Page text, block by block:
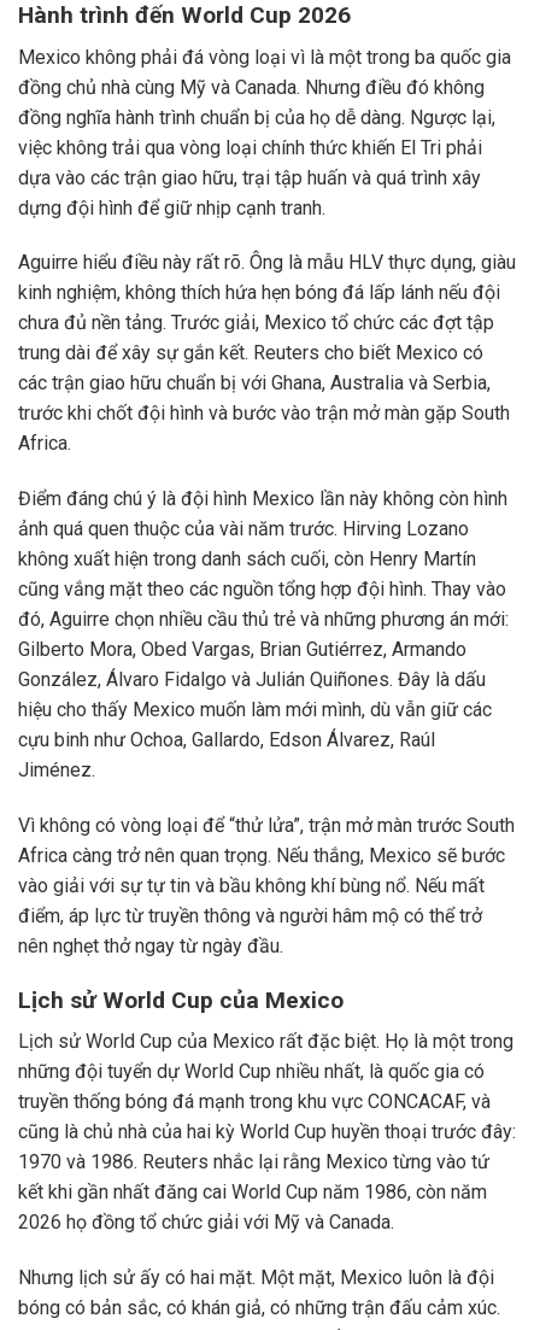
Hành trình đến World Cup 2026
Mexico không phải đá vòng loại vì là một trong ba quốc gia
đồng chủ nhà cùng Mỹ và Canada. Nhưng điều đó không
đồng nghĩa hành trình chuẩn bị của họ dễ dàng. Ngược lại,
việc không trải qua vòng loại chính thức khiến El Tri phải
dựa vào các trận giao hữu, trại tập huấn và quá trình xây
dựng đội hình để giữ nhịp cạnh tranh.
Aguirre hiểu điều này rất rõ. Ông là mẫu HLV thực dụng, giàu
kinh nghiệm, không thích hứa hẹn bóng đá lấp lánh nếu đội
chưa đủ nền tảng. Trước giải, Mexico tổ chức các đợt tập
trung dài để xây sự gắn kết. Reuters cho biết Mexico có
các trận giao hữu chuẩn bị với Ghana, Australia và Serbia,
trước khi chốt đội hình và bước vào trận mở màn gặp South
Africa.
Điểm đáng chú ý là đội hình Mexico lần này không còn hình
ảnh quá quen thuộc của vài năm trước. Hirving Lozano
không xuất hiện trong danh sách cuối, còn Henry Martín
cũng vắng mặt theo các nguồn tổng hợp đội hình. Thay vào
đó, Aguirre chọn nhiều cầu thủ trẻ và những phương án mới:
Gilberto Mora, Obed Vargas, Brian Gutiérrez, Armando
González, Álvaro Fidalgo và Julián Quiñones. Đây là dấu
hiệu cho thấy Mexico muốn làm mới mình, dù vẫn giữ các
cựu binh như Ochoa, Gallardo, Edson Álvarez, Raúl
Jiménez.
Vì không có vòng loại để “thử lửa”, trận mở màn trước South
Africa càng trở nên quan trọng. Nếu thắng, Mexico sẽ bước
vào giải với sự tự tin và bầu không khí bùng nổ. Nếu mất
điểm, áp lực từ truyền thông và người hâm mộ có thể trở
nên nghẹt thở ngay từ ngày đầu.
Lịch sử World Cup của Mexico
Lịch sử World Cup của Mexico rất đặc biệt. Họ là một trong
những đội tuyển dự World Cup nhiều nhất, là quốc gia có
truyền thống bóng đá mạnh trong khu vực CONCACAF, và
cũng là chủ nhà của hai kỳ World Cup huyền thoại trước đây:
1970 và 1986. Reuters nhắc lại rằng Mexico từng vào tứ
kết khi gần nhất đăng cai World Cup năm 1986, còn năm
2026 họ đồng tổ chức giải với Mỹ và Canada.
Nhưng lịch sử ấy có hai mặt. Một mặt, Mexico luôn là đội
bóng có bản sắc, có khán giả, có những trận đấu cảm xúc.